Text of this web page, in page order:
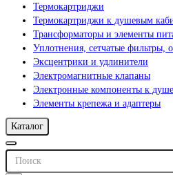
Термокартриджи
Термокартриджи к душевым
Трансформаторы и элементы
Уплотнения, сетчатые фильтры,
Эксцентрики и удлинители
Электромагнитные клапаны
Электронные компоненты к
Элементы крепежа и адаптеры
Каталог